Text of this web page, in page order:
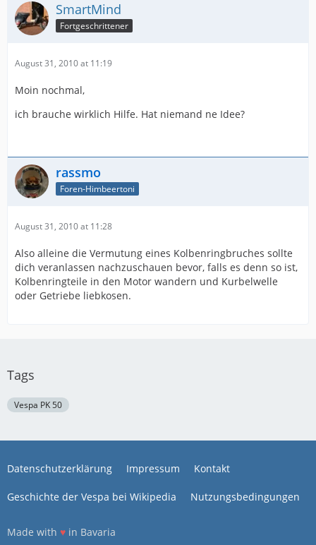
SmartMind
Fortgeschrittener
August 31, 2010 at 11:19
Moin nochmal,
ich brauche wirklich Hilfe. Hat niemand ne Idee?
rassmo
Foren-Himbeertoni
August 31, 2010 at 11:28
Also alleine die Vermutung eines Kolbenringbruches sollte
dich veranlassen nachzuschauen bevor, falls es denn so ist,
Kolbenringteile in den Motor wandern und Kurbelwelle
oder Getriebe liebkosen.
Tags
Vespa PK 50
Datenschutzerklärung Impressum Kontakt
Geschichte der Vespa bei Wikipedia Nutzungsbedingungen
Made with ♥ in Bavaria